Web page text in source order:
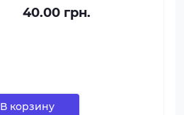
40.00 грн.
В корзину